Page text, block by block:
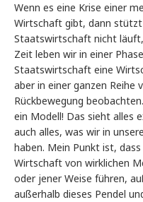
Wenn es eine Krise einer
Wirtschaft gibt, dann
Staatswirtschaft nicht
Zeit leben wir in einer
Staatswirtschaft eine
aber in einer ganzen Reihe
Rückbewegung
ein Modell! Das sieht alles
auch alles, was wir in
haben. Mein Punkt ist,
Wirtschaft von wirklichen
oder jener Weise führen,
außerhalb dieses Pendel